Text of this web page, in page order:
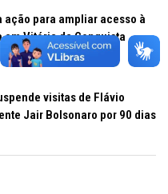
ação para ampliar acesso à
Vitória da Conquista
visitas de Flávio
Jair Bolsonaro por 90 dias